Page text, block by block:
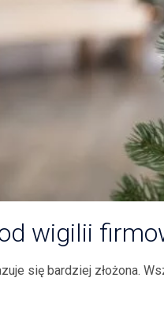
wigilii
się bardziej złożona.